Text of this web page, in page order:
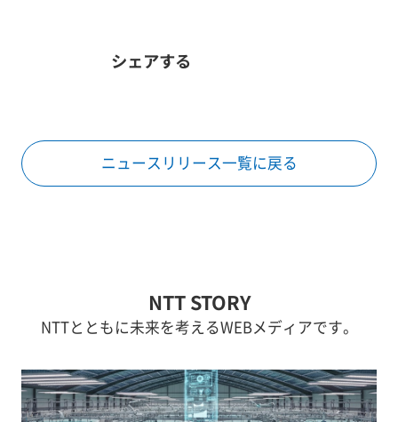
シェアする
ニュースリリース一覧に戻る
NTT STORY
NTTとともに未来を考えるWEBメディアです。